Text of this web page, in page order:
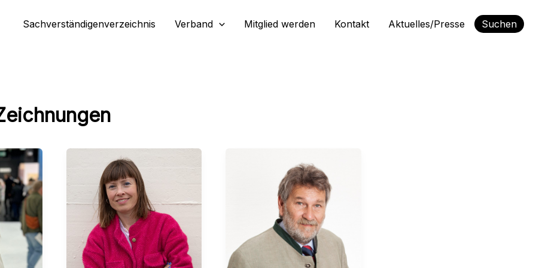
Sachverständigenverzeichnis Verband Mitglied werden Kontakt Aktuelles/Presse Suchen